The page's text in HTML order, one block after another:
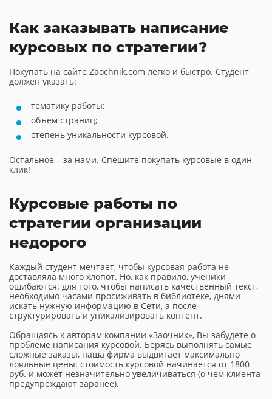
Как заказывать написание
курсовых по стратегии?
Покупать на сайте Zaochnik.com легко и быстро. Студент
должен указать:
тематику работы;
объем страниц;
степень уникальности курсовой.
Остальное – за нами. Спешите покупать курсовые в один
клик!
Курсовые работы по
стратегии организации
недорого
Каждый студент мечтает, чтобы курсовая работа не
доставляла много хлопот. Но, как правило, ученики
ошибаются: для того, чтобы написать качественный текст,
необходимо часами просиживать в библиотеке, днями
искать нужную информацию в Сети, а после
структурировать и уникализировать контент.
Обращаясь к авторам компании «Заочник», Вы забудете о
проблеме написания курсовой. Берясь выполнять самые
сложные заказы, наша фирма выдвигает максимально
лояльные цены: стоимость курсовой начинается от 1800
руб. и может незначительно увеличиваться (о чем клиента
предупреждают заранее).